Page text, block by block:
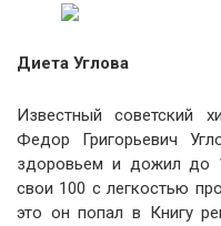
Диета Углова
Известный советский
Федор Григорьевич
здоровьем и дожил до
свои 100 с легкостью
это он попал в Книгу